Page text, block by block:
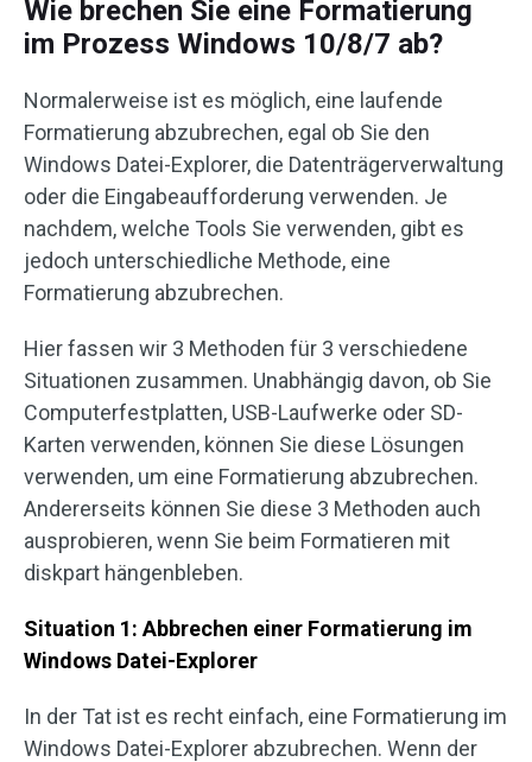
Wie brechen Sie eine Formatierung
im Prozess Windows 10/8/7 ab?
Normalerweise ist es möglich, eine laufende
Formatierung abzubrechen, egal ob Sie den
Windows Datei-Explorer, die Datenträgerverwaltung
oder die Eingabeaufforderung verwenden. Je
nachdem, welche Tools Sie verwenden, gibt es
jedoch unterschiedliche Methode, eine
Formatierung abzubrechen.
Hier fassen wir 3 Methoden für 3 verschiedene
Situationen zusammen. Unabhängig davon, ob Sie
Computerfestplatten, USB-Laufwerke oder SD-
Karten verwenden, können Sie diese Lösungen
verwenden, um eine Formatierung abzubrechen.
Andererseits können Sie diese 3 Methoden auch
ausprobieren, wenn Sie beim Formatieren mit
diskpart hängenbleben.
Situation 1: Abbrechen einer Formatierung im
Windows Datei-Explorer
In der Tat ist es recht einfach, eine Formatierung im
Windows Datei-Explorer abzubrechen. Wenn der